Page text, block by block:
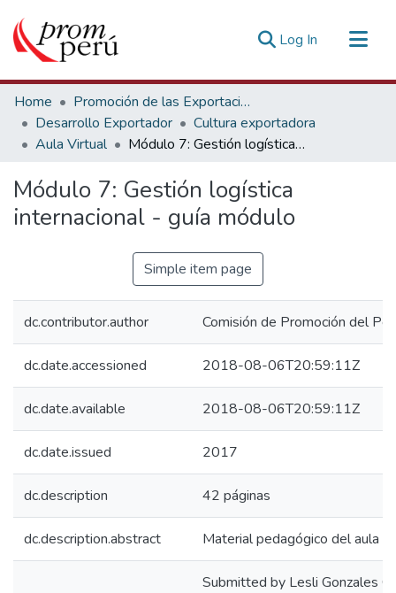
Log In (current)
Communities & Collections
All of DSpace
Statistics
Estadísticas Externas
Home
Promoción de las Exportaciones
Desarrollo Exportador
Cultura exportadora
Aula Virtual
Módulo 7: Gestión logística internacional - guía módulo
Módulo 7: Gestión logística
internacional - guía módulo
Simple item page
dc.contributor.author Comisión de Promoción del
dc.date.accessioned 2018-08-06T20:59:11Z
dc.date.available 2018-08-06T20:59:11Z
dc.date.issued 2017
dc.description 42 páginas
dc.description.abstract Material pedagógico del aula
Submitted by Lesli Gonzales